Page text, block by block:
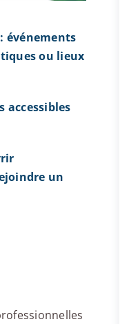
événements
ou lieux
accessibles
un